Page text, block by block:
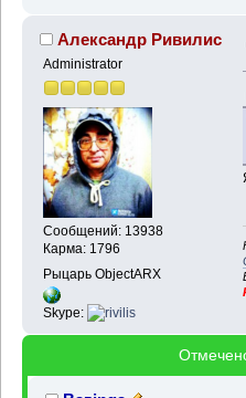
Александр Ривилис
Administrator
Сообщений: 13938
Карма: 1796
Рыцарь ObjectARX
Skype: